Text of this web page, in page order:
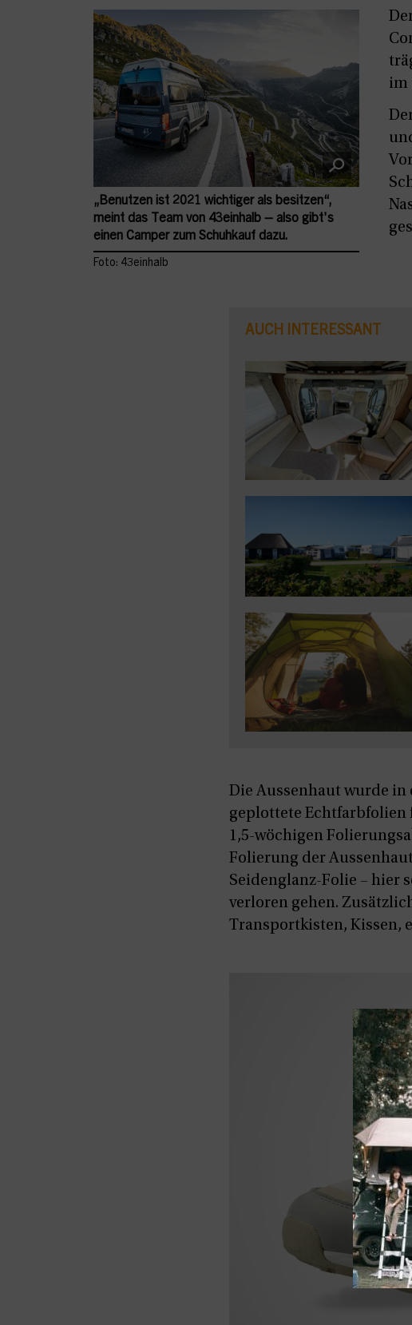
„Benutzen ist 2021 wichtiger als besitzen“,
meint das Team von 43einhalb – also gibt's
einen Camper zum Schuhkauf dazu.
Foto: 43einhalb
im
AUCH INTERESSANT
Die Aussenhaut wurde in
geplottete Echtfarbfolien
1,5-wöchigen
Folierung der
Seidenglanz-Folie – hier
verloren gehen.
Transportkisten, Kissen,